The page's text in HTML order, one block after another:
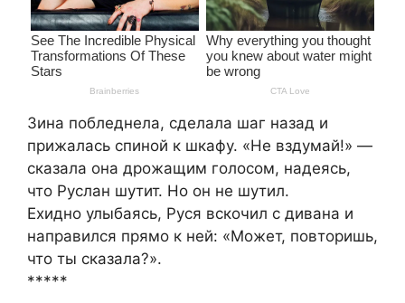
Зина побледнела, сделала шаг назад и
прижалась спиной к шкафу. «Не вздумай!» —
сказала она дрожащим голосом, надеясь,
что Руслан шутит. Но он не шутил.
Ехидно улыбаясь, Руся вскочил с дивана и
направился прямо к ней: «Может, повторишь,
что ты сказала?».
*****